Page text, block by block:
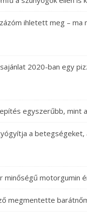
ihletett meg – ma
2020-ban egy
egyszerűbb, mint
a betegségeket,
minőségű motorgumin
megmentette